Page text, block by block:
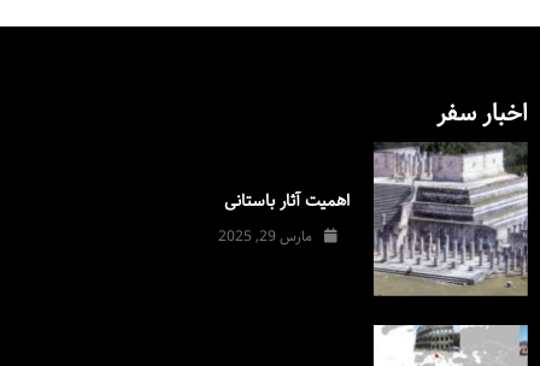
اخبار سفر
اهمیت آثار باستانی
مارس 29, 2025